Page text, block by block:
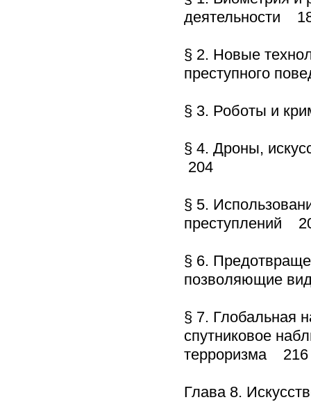
деятельности
§ 2. Новые
преступного
§ 3. Роботы и
§ 4. Дроны,
204
§ 5.
преступлений
§ 6.
позволяющие
§ 7. Глобальная
спутниковое
терроризма 216
Глава 8.